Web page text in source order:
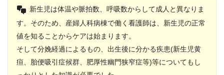
新生児は体温や脈拍数、呼吸数からして成人と異なりま
す。そのため、産婦人科病棟で働く看護師は、新生児の正常
値を知ることからケアは始まります。
そして分娩経過によるもの、出生後に分かる疾患(新生児黄
疸、胎便吸引症候群、肥厚性幽門狭窄症等)等についてもし